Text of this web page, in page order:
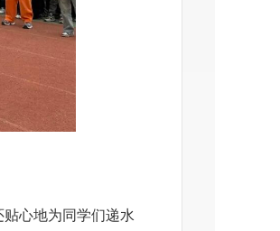
心地为同学们递水